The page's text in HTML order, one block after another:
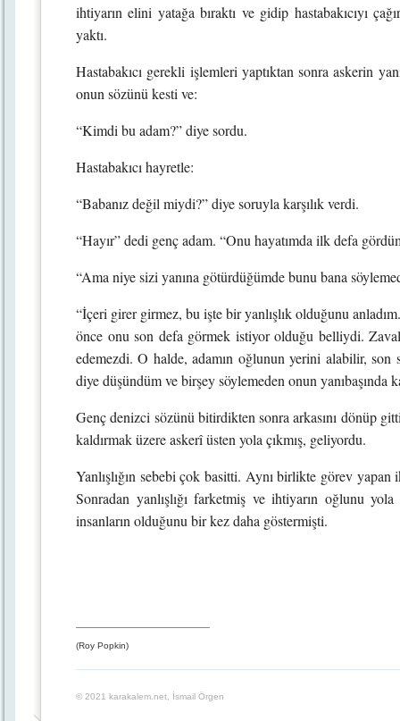
ihtiyarın elini yatağa bıraktı ve gidip hastabakıcıyı
yaktı.
Hastabakıcı gerekli işlemleri yaptıktan sonra askerin
onun sözünü kesti ve:
“Kimdi bu adam?” diye sordu.
Hastabakıcı hayretle:
“Babanız değil miydi?” diye soruyla karşılık verdi.
“Hayır” dedi genç adam. “Onu hayatımda ilk defa
“Ama niye sizi yanına götürdüğümde bunu bana
“İçeri girer girmez, bu işte bir yanlışlık olduğunu
önce onu son defa görmek istiyor olduğu belliydi.
edemezdi. O halde, adamın oğlunun yerini alabilir,
diye düşündüm ve birşey söylemeden onun yanıbaşında
Genç denizci sözünü bitirdikten sonra arkasını dönüp
kaldırmak üzere askerî üsten yola çıkmış, geliyordu.
Yanlışlığın sebebi çok basitti. Aynı birlikte görev
Sonradan yanlışlığı farketmiş ve ihtiyarın oğlunu
insanların olduğunu bir kez daha göstermişti.
(Roy Popkin)
© 2021 karakalem.net, İsmail Örgen